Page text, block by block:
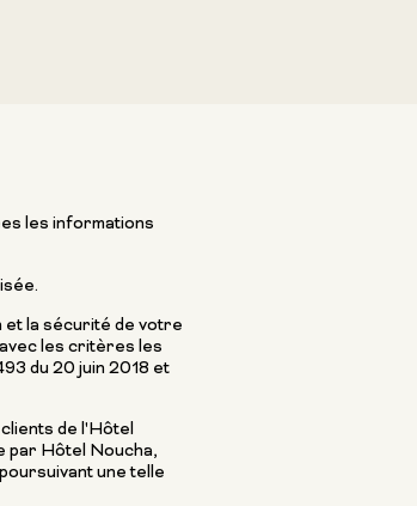
les informations
et la sécurité de votre
les critères les
du 20 juin 2018 et
de l'Hôtel
par Hôtel Noucha,
une telle